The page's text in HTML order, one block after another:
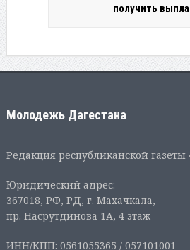
получить
Молодежь Дагестана
Редакция республиканской
Юридический адрес:
367018, РФ, РД, г. Махачкала,
пр. Насрутдинова 1А, 4 этаж
ИНН/КПП: 0561055365 / 057101001